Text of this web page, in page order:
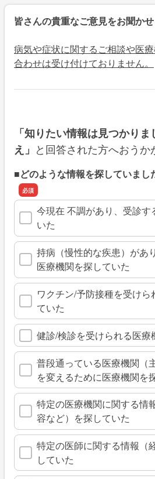
皆さんの貴重なご意見をお聞かせ
病気や症状に関するご相談や医
合わせは受け付けておりません。
「知りたい情報は見つかりま
え」 と回答された方へおうか
■どのような情報を探していまし
今現在 不調があり、受診す
いた
持病（慢性的な疾患）があ
医療機関を探していた
ワクチン/予防接種を受け
ていた
健診/検診を受けられる医療
普段通っている医療機関（
を変えるために医療機関を
特定の医療機関に関する情
容など）を探していた
特定の医師に関する情報（
していた